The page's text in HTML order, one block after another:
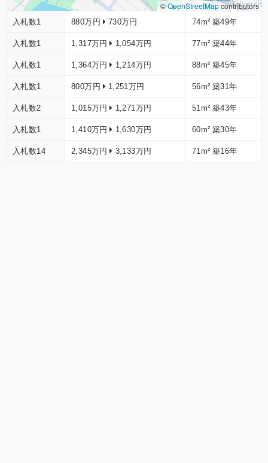
©OpenStreetMapcontributors
入札数1 880万円 730万円 74m² 築49年
入札数1 1,317万円 1,054万円 77m² 築44年
入札数1 1,364万円 1,214万円 88m² 築45年
入札数1 800万円 1,251万円 56m² 築31年
入札数2 1,015万円 1,271万円 51m² 築43年
入札数1 1,410万円 1,630万円 60m² 築30年
入札数14 2,345万円 3,133万円 71m² 築16年